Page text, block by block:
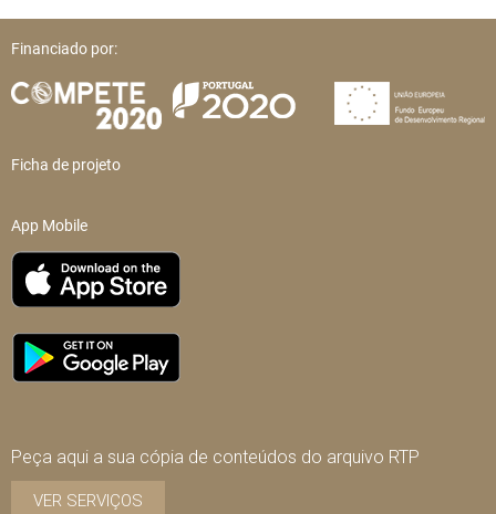
Financiado por:
Ficha de projeto
App Mobile
Peça aqui a sua cópia de conteúdos do arquivo RTP
VER SERVIÇOS